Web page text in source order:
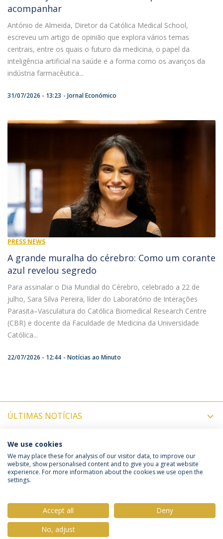
acompanhar
António de Almeida, Diretor da Católica Medical School,
escreveu um artigo de opinião que explora vários temas
centrais, entre os quais o futuro da medicina, o papel da
inteligência artificial na saúde e a forma como os avanços da
indústria farmacêutica...
31/07/2026 - 13:23 Jornal Económico
PRESS NEWS
A grande muralha do cérebro: Como um corante
azul revelou segredo
Para assinalar o Dia Mundial do Cérebro, celebrado a 22 de
julho, Sara Silva Pereira, líder do Laboratório de Interações
Parasita–Vasculatura do Católica Biomedical Research Centre
(CBR) e docente da Faculdade de Medicina da Universidade
Católica...
22/07/2026 - 12:44 Notícias ao Minuto
ÚLTIMAS NOTÍCIAS
PRÓXIMOS EVENTOS
Política de Privacidade
Termos & Condições
© 2026 Universidade Católica Portuguesa
We use cookies
We may place these for analysis of our visitor data, to improve our
website, show personalised content and to give you a great website
experience. For more information about the cookies we use open the
settings.
Accept all
Deny
No, adjust